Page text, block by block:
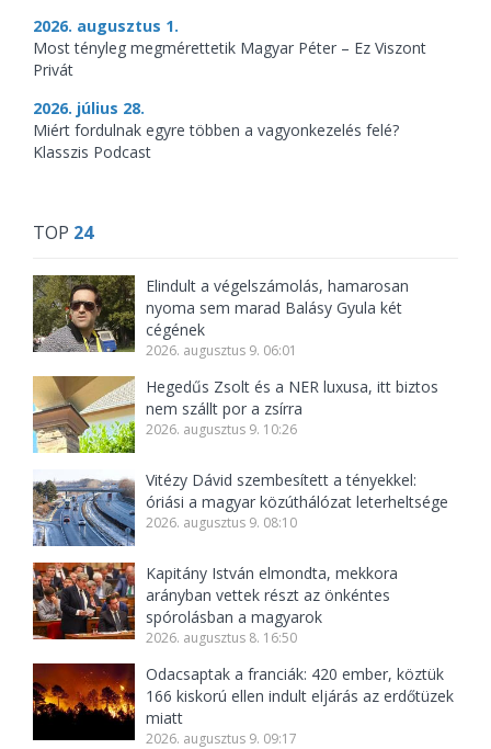
2026. augusztus 1.
Most tényleg megmérettetik Magyar Péter – Ez Viszont
Privát
2026. július 28.
Miért fordulnak egyre többen a vagyonkezelés felé?
Klasszis Podcast
TOP 24
Elindult a végelszámolás, hamarosan
nyoma sem marad Balásy Gyula két
cégének
2026. augusztus 9. 06:01
Hegedűs Zsolt és a NER luxusa, itt biztos
nem szállt por a zsírra
2026. augusztus 9. 10:26
Vitézy Dávid szembesített a tényekkel:
óriási a magyar közúthálózat leterheltsége
2026. augusztus 9. 08:10
Kapitány István elmondta, mekkora
arányban vettek részt az önkéntes
spórolásban a magyarok
2026. augusztus 8. 16:50
Odacsaptak a franciák: 420 ember, köztük
166 kiskorú ellen indult eljárás az erdőtüzek
miatt
2026. augusztus 9. 09:17